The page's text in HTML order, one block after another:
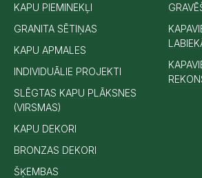
KAPU PIEMINEKĻI
GRANITA SĒTIŅAS
KAPU APMALES
INDIVIDUĀLIE PROJEKTI
SLĒGTAS KAPU PLĀKSNES
(VIRSMAS)
KAPU DEKORI
BRONZAS DEKORI
ŠĶEMBAS